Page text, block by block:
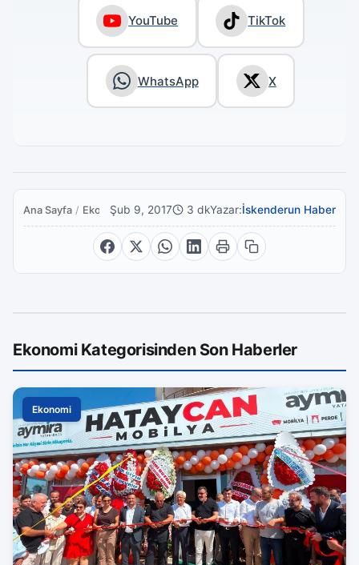
YouTube TikTok
WhatsApp X
Ana Sayfa / EkonomiŞub 9, 2017 3 dkYazar:İskenderun Haber
Ekonomi Kategorisinden Son Haberler
Ekonomi